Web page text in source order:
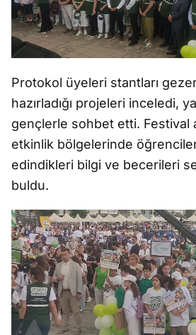
Protokol üyeleri stantları
hazırladığı projeleri inceledi,
gençlerle sohbet etti. Festival
etkinlik bölgelerinde
edindikleri bilgi ve becerileri
buldu.